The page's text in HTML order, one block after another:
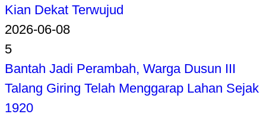
Kian Dekat Terwujud
2026-06-08
5
Bantah Jadi Perambah, Warga Dusun III
Talang Giring Telah Menggarap Lahan Sejak
1920